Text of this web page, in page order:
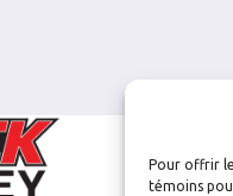
Pour offrir
témoins